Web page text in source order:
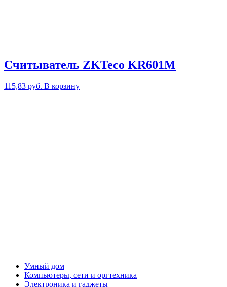
Cчитыватель ZKTeco KR601M
115,83 руб. В корзину
Умный дом
Компьютеры, сети и оргтехника
Электроника и гаджеты